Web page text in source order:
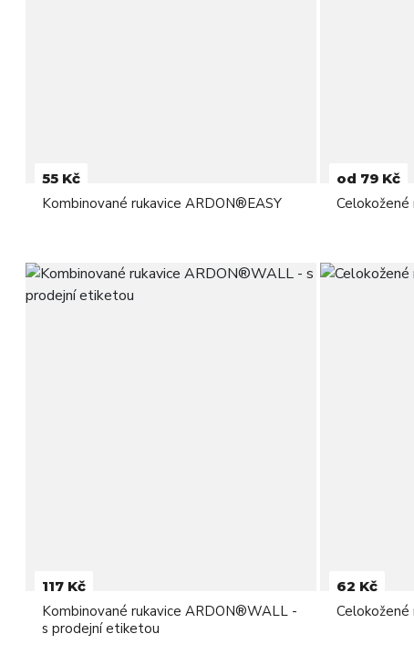
55 Kč
Kombinované rukavice ARDON®EASY
od 79 Kč
117 Kč
Kombinované rukavice ARDON®WALL -
s prodejní etiketou
62 Kč